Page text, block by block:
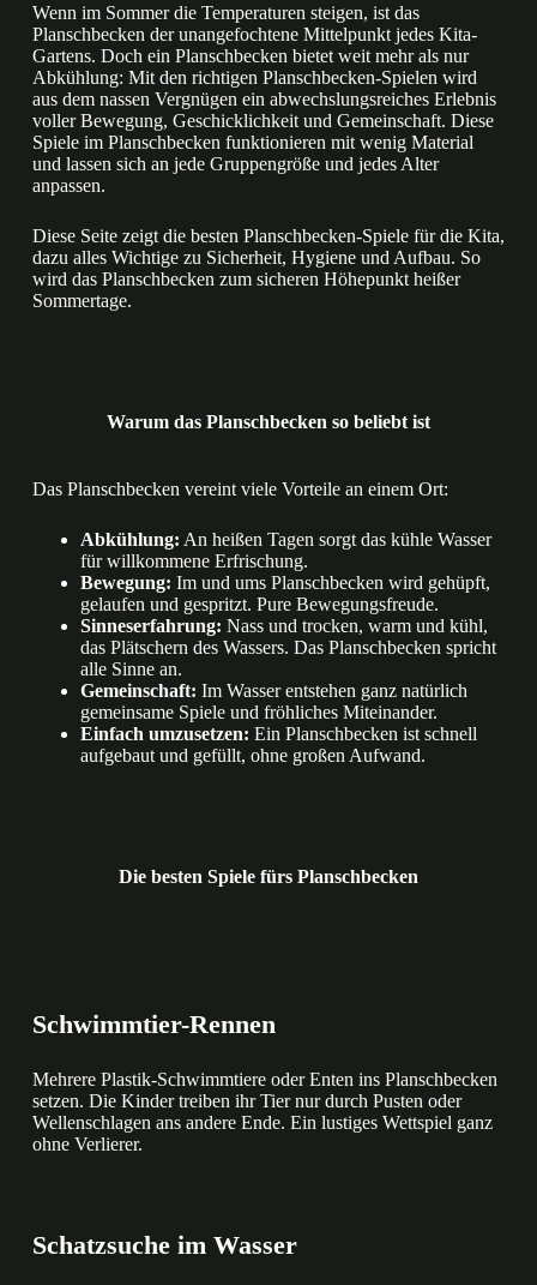
Wenn im Sommer die Temperaturen steigen, ist das
Planschbecken der unangefochtene Mittelpunkt jedes Kita-
Gartens. Doch ein Planschbecken bietet weit mehr als nur
Abkühlung: Mit den richtigen Planschbecken-Spielen wird
aus dem nassen Vergnügen ein abwechslungsreiches Erlebnis
voller Bewegung, Geschicklichkeit und Gemeinschaft. Diese
Spiele im Planschbecken funktionieren mit wenig Material
und lassen sich an jede Gruppengröße und jedes Alter
anpassen.
Diese Seite zeigt die besten Planschbecken-Spiele für die Kita,
dazu alles Wichtige zu Sicherheit, Hygiene und Aufbau. So
wird das Planschbecken zum sicheren Höhepunkt heißer
Sommertage.
Warum das Planschbecken so beliebt ist
Das Planschbecken vereint viele Vorteile an einem Ort:
Abkühlung: An heißen Tagen sorgt das kühle Wasser
für willkommene Erfrischung.
Bewegung: Im und ums Planschbecken wird gehüpft,
gelaufen und gespritzt. Pure Bewegungsfreude.
Sinneserfahrung: Nass und trocken, warm und kühl,
das Plätschern des Wassers. Das Planschbecken spricht
alle Sinne an.
Gemeinschaft: Im Wasser entstehen ganz natürlich
gemeinsame Spiele und fröhliches Miteinander.
Einfach umzusetzen: Ein Planschbecken ist schnell
aufgebaut und gefüllt, ohne großen Aufwand.
Die besten Spiele fürs Planschbecken
Schwimmtier-Rennen
Mehrere Plastik-Schwimmtiere oder Enten ins Planschbecken
setzen. Die Kinder treiben ihr Tier nur durch Pusten oder
Wellenschlagen ans andere Ende. Ein lustiges Wettspiel ganz
ohne Verlierer.
Schatzsuche im Wasser